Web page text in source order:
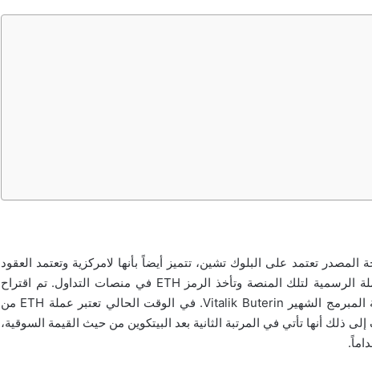
تعتمد على البلوك تشين، تتميز أيضاً بأنها لامركزية وتعتمد العقود
الذكية. هذا وتعتبر عملة الاثيريوم هي العملة الرسمية لتلك المنصة وتأخذ الرمز ETH في منصات التداول. تم اقتراح
اثيريوم لأول مرة في العام 2013 بواسطة المبرمج الشهير Vitalik Buterin. في الوقت الحالي تعتبر عملة ETH من
ذلك أنها تأتي في المرتبة الثانية بعد البيتكوين من حيث القيمة السوقية،